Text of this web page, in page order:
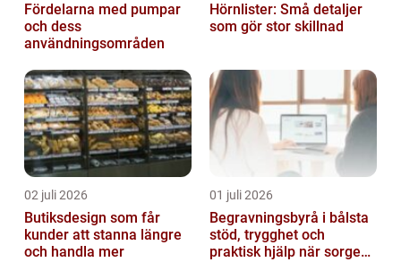
Fördelarna med pumpar
och dess
användningsområden
Hörnlister: Små detaljer
som gör stor skillnad
02 juli 2026
Butiksdesign som får
kunder att stanna längre
och handla mer
01 juli 2026
Begravningsbyrå i bålsta
stöd, trygghet och
praktisk hjälp när sorgen